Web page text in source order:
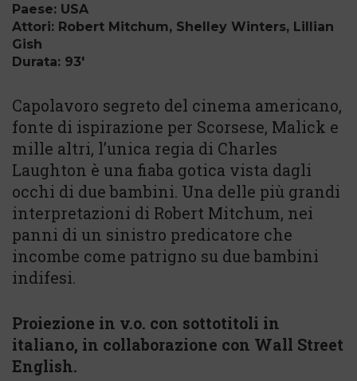
Paese: USA
Attori: Robert Mitchum, Shelley Winters, Lillian
Gish
Durata: 93'
Capolavoro segreto del cinema americano,
fonte di ispirazione per Scorsese, Malick e
mille altri, l’unica regia di Charles
Laughton è una fiaba gotica vista dagli
occhi di due bambini. Una delle più grandi
interpretazioni di Robert Mitchum, nei
panni di un sinistro predicatore che
incombe come patrigno su due bambini
indifesi.
Proiezione in v.o. con sottotitoli in
italiano, in collaborazione con Wall Street
English.